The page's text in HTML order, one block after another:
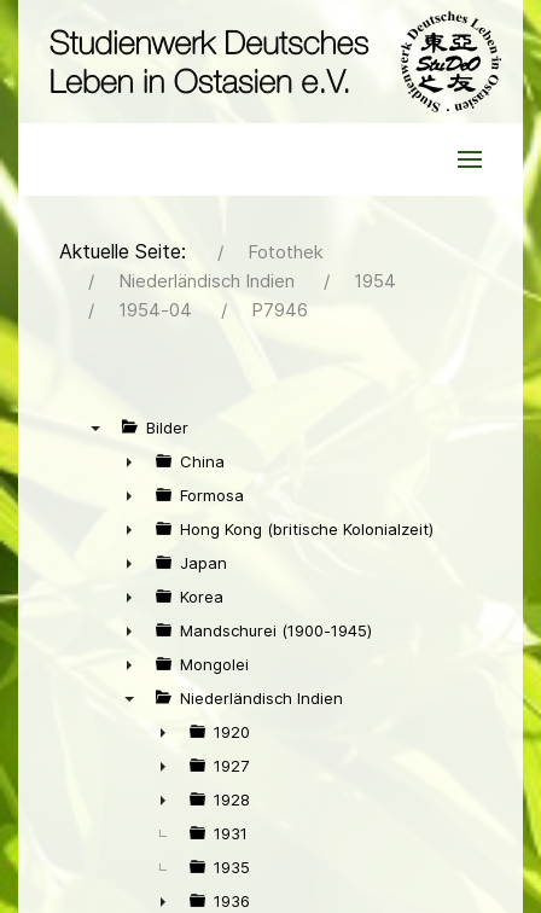
Aktuelle Seite:
Fotothek
Niederländisch Indien
1954
1954-04
P7946
Bilder
►
China
►
Formosa
►
Hong Kong (britische Kolonialzeit)
►
Japan
►
Korea
►
Mandschurei (1900-1945)
►
Mongolei
Niederländisch Indien
►
1920
►
1927
►
1928
1931
1935
1936